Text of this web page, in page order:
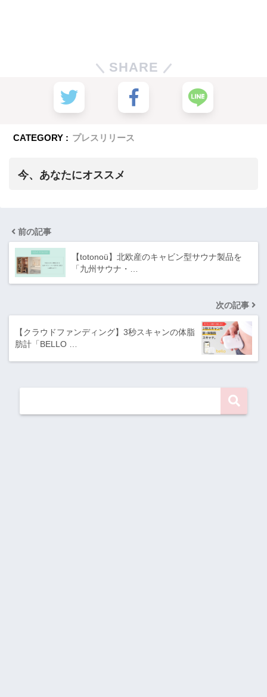
SHARE
CATEGORY : プレスリリース
今、あなたにオススメ
前の記事
【totonoü】北欧産のキャビン型サウナ製品を
「九州サウナ・…
次の記事
【クラウドファンディング】3秒スキャンの体脂
肪計「BELLO …